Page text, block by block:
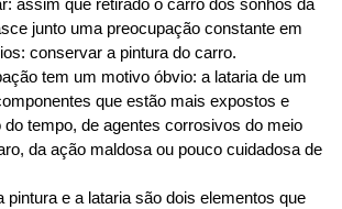
assim que retirado o carro dos sonhos da
junto uma preocupação constante em
conservar a pintura do carro.
tem um motivo óbvio: a lataria de um
que estão mais expostos e
tempo, de agentes corrosivos do meio
da ação maldosa ou pouco cuidadosa de
pintura e a lataria são dois elementos que